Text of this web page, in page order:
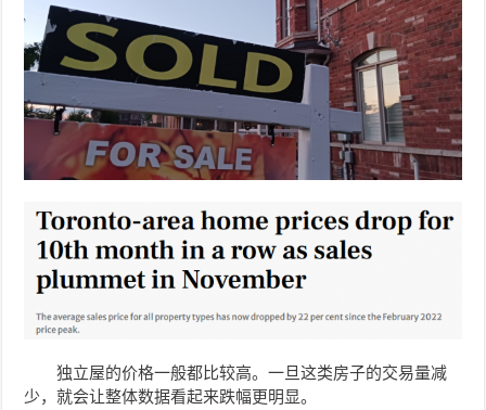
独立屋的价格一般都比较高。一旦这类房子的交易量减
少，就会让整体数据看起来跌幅更明显。